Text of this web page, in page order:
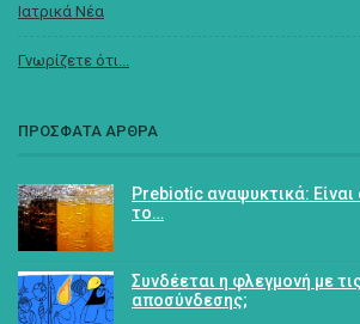
Ιατρικά Νέα
Γνωρίζετε ότι...
ΠΡΟΣΦΑΤΑ ΑΡΘΡΑ
Prebiotic αναψυκτικά: Είναι
το…
Συνδέεται η φλεγμονή με
αποσύνδεσης;